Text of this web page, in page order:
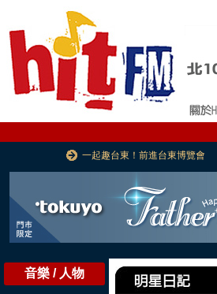
一起趣台東！前進台東博覽會
音樂 / 人物